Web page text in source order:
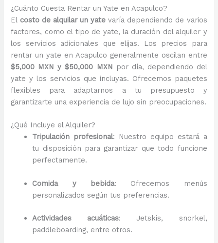
¿Cuánto Cuesta Rentar un Yate en Acapulco?
El costo de alquilar un yate varía dependiendo de varios
factores, como el tipo de yate, la duración del alquiler y
los servicios adicionales que elijas. Los precios para
rentar un yate en Acapulco generalmente oscilan entre
$5,000 MXN y $50,000 MXN por día, dependiendo del
yate y los servicios que incluyas. Ofrecemos paquetes
flexibles para adaptarnos a tu presupuesto y
garantizarte una experiencia de lujo sin preocupaciones.
¿Qué Incluye el Alquiler?
Tripulación profesional: Nuestro equipo estará a
tu disposición para garantizar que todo funcione
perfectamente.
Comida y bebida: Ofrecemos menús
personalizados según tus preferencias.
Actividades acuáticas: Jetskis, snorkel,
paddleboarding, entre otros.